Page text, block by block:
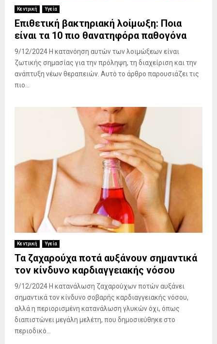
Κεντρική Υγεία
Επιθετική βακτηριακή λοίμωξη: Ποια
είναι τα 10 πιο θανατηφόρα παθογόνα
9/12/2024 Η κατανόηση αυτών των λοιμώξεων είναι
ζωτικής σημασίας για την πρόληψη, τη διαχείριση και την
ανάπτυξη νέων θεραπειών. Αυτό το άρθρο παρουσιάζει τις
πιο...
Κεντρική Υγεία
Τα ζαχαρούχα ποτά αυξάνουν σημαντικά
τον κίνδυνο καρδιαγγειακής νόσου
9/12/2024 Η κατανάλωση ζαχαρούχων ποτών αυξάνει
σημαντικά τον κίνδυνο σοβαρής καρδιαγγειακής νόσου,
αλλά η περιορισμένη κατανάλωση γλυκών όχι, όπως
διαπιστώνει μεγάλη μελέτη, που δημοσιεύθηκε στο
περιοδικό...